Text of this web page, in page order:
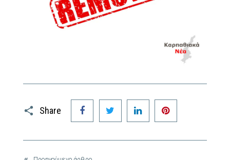
Share
Facebook Twitter LinkedIn